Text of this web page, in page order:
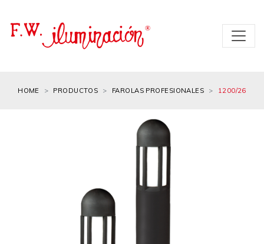
HOME PRODUCTOS FAROLAS PROFESIONALES 1200/26